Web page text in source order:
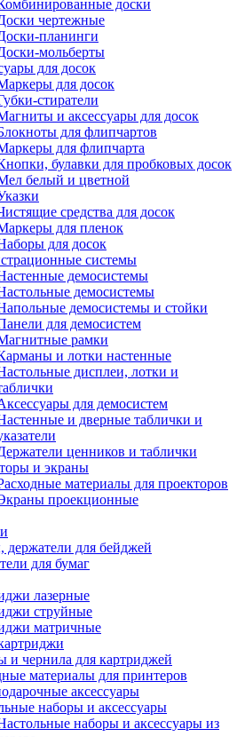
Комбинированные доски
чертежные
планинги
мольберты
для досок
для досок
стиратели
и аксессуары для досок
для флипчартов
для флипчарта
булавки для пробковых досок
белый и цветной
средства для досок
для пленок
для досок
системы
демосистемы
демосистемы
демосистемы и стойки
для демосистем
рамки
и лотки настенные
дисплеи, лотки и
для демосистем
и дверные таблички и
ценников и таблички
и экраны
материалы для проекторов
проекционные
держатели для бейджей
для бумаг
лазерные
струйные
матричные
и чернила для картриджей
материалы для принтеров
аксессуары
наборы и аксессуары
наборы и аксессуары из